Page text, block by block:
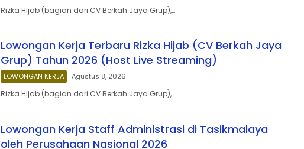
Rizka Hijab (bagian dari CV Berkah Jaya Grup),…
Lowongan Kerja Terbaru Rizka Hijab (CV Berkah Jaya
Grup) Tahun 2026 (Host Live Streaming)
LOWONGAN KERJA Agustus 8, 2026
Rizka Hijab (bagian dari CV Berkah Jaya Grup),…
Lowongan Kerja Staff Administrasi di Tasikmalaya
oleh Perusahaan Nasional 2026